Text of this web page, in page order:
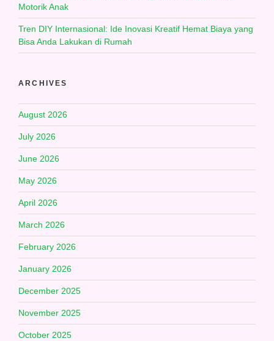
Motorik Anak
Tren DIY Internasional: Ide Inovasi Kreatif Hemat Biaya yang
Bisa Anda Lakukan di Rumah
ARCHIVES
August 2026
July 2026
June 2026
May 2026
April 2026
March 2026
February 2026
January 2026
December 2025
November 2025
October 2025